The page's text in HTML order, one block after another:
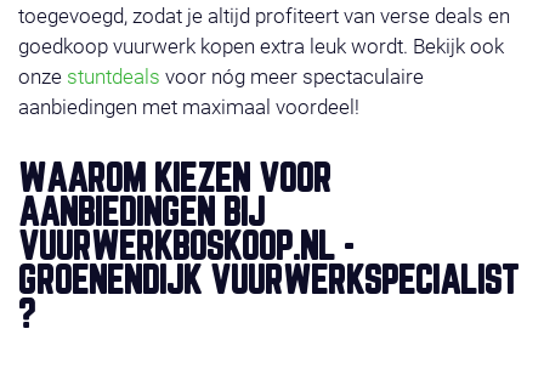
toegevoegd, zodat je altijd profiteert van verse deals en
goedkoop vuurwerk kopen extra leuk wordt. Bekijk ook
onze stuntdeals voor nóg meer spectaculaire
aanbiedingen met maximaal voordeel!
WAAROM KIEZEN VOOR
AANBIEDINGEN BIJ
VUURWERKBOSKOOP.NL -
GROENENDIJK VUURWERKSPECIALIST
?